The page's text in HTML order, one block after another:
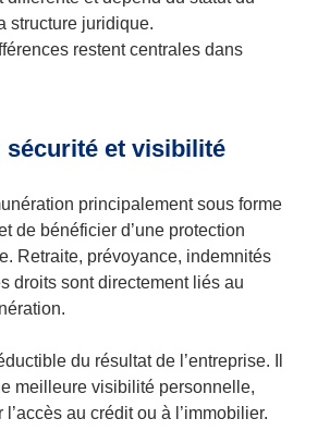
structure juridique.
restent centrales dans
sécurité et visibilité
principalement sous forme
de bénéficier d’une protection
Retraite, prévoyance, indemnités
droits sont directement liés au
du résultat de l’entreprise. Il
meilleure visibilité personnelle,
au crédit ou à l’immobilier.